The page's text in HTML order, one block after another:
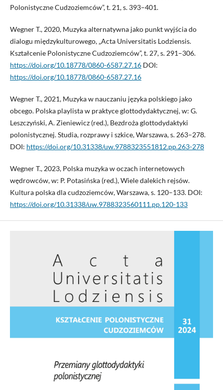
Polonistyczne Cudzoziemców”, t. 21, s. 393–401.
Wegner T., 2020, Muzyka alternatywna jako punkt wyjścia do
dialogu międzykulturowego, „Acta Universitatis Lodziensis.
Kształcenie Polonistyczne Cudzoziemców”, t. 27, s. 291–306.
https://doi.org/10.18778/0860-6587.27.16DOI:
https://doi.org/10.18778/0860-6587.27.16
Wegner T., 2021, Muzyka w nauczaniu języka polskiego jako
obcego. Polska playlista w praktyce glottodydaktycznej, w: G.
Leszczyński, A. Zieniewicz (red.), Bezdroża glottodydaktyki
polonistycznej. Studia, rozprawy i szkice, Warszawa, s. 263–278.
DOI: https://doi.org/10.31338/uw.9788323551812.pp.263-278
Wegner T., 2023, Polska muzyka w oczach internetowych
wędrowców, w: P. Potasińska (red.), Wiele dalekich rejsów.
Kultura polska dla cudzoziemców, Warszawa, s. 120–133. DOI:
https://doi.org/10.31338/uw.9788323560111.pp.120-133